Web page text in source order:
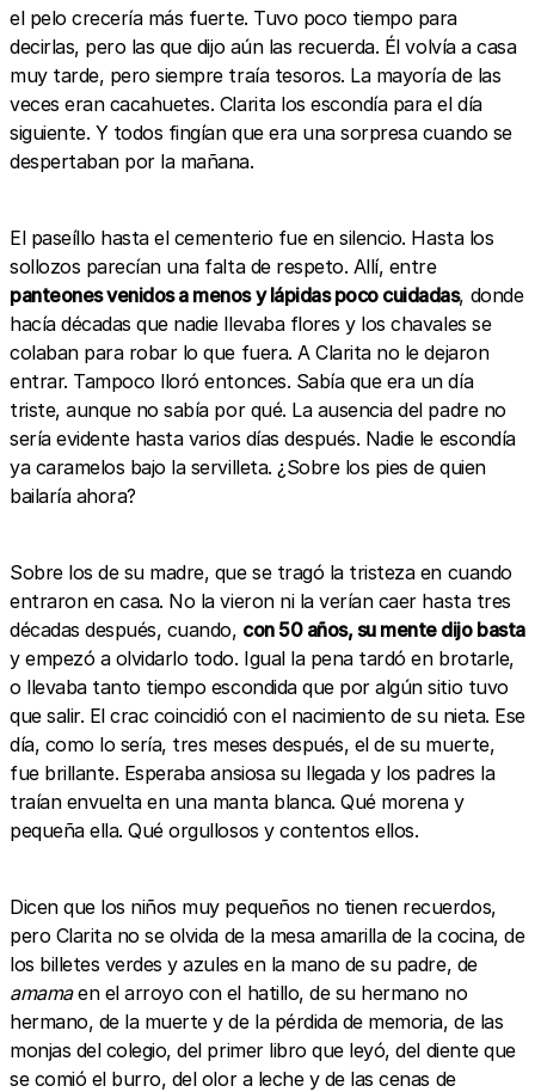
el pelo crecería más fuerte. Tuvo poco tiempo para
decirlas, pero las que dijo aún las recuerda. Él volvía a casa
muy tarde, pero siempre traía tesoros. La mayoría de las
veces eran cacahuetes. Clarita los escondía para el día
siguiente. Y todos fingían que era una sorpresa cuando se
despertaban por la mañana.
El paseíllo hasta el cementerio fue en silencio. Hasta los
sollozos parecían una falta de respeto. Allí, entre
panteones venidos a menos y lápidas poco cuidadas, donde
hacía décadas que nadie llevaba flores y los chavales se
colaban para robar lo que fuera. A Clarita no le dejaron
entrar. Tampoco lloró entonces. Sabía que era un día
triste, aunque no sabía por qué. La ausencia del padre no
sería evidente hasta varios días después. Nadie le escondía
ya caramelos bajo la servilleta. ¿Sobre los pies de quien
bailaría ahora?
Sobre los de su madre, que se tragó la tristeza en cuando
entraron en casa. No la vieron ni la verían caer hasta tres
décadas después, cuando, con 50 años, su mente dijo basta
y empezó a olvidarlo todo. Igual la pena tardó en brotarle,
o llevaba tanto tiempo escondida que por algún sitio tuvo
que salir. El crac coincidió con el nacimiento de su nieta. Ese
día, como lo sería, tres meses después, el de su muerte,
fue brillante. Esperaba ansiosa su llegada y los padres la
traían envuelta en una manta blanca. Qué morena y
pequeña ella. Qué orgullosos y contentos ellos.
Dicen que los niños muy pequeños no tienen recuerdos,
pero Clarita no se olvida de la mesa amarilla de la cocina, de
los billetes verdes y azules en la mano de su padre, de
amamaen el arroyo con el hatillo, de su hermano no
hermano, de la muerte y de la pérdida de memoria, de las
monjas del colegio, del primer libro que leyó, del diente que
se comió el burro, del olor a leche y de las cenas de